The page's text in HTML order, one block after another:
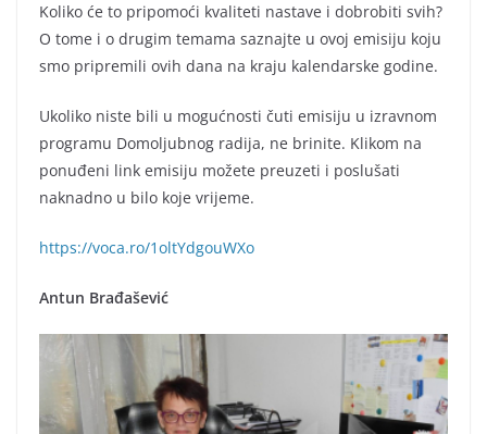
Koliko će to pripomoći kvaliteti nastave i dobrobiti svih?
O tome i o drugim temama saznajte u ovoj emisiju koju
smo pripremili ovih dana na kraju kalendarske godine.
Ukoliko niste bili u mogućnosti čuti emisiju u izravnom
programu Domoljubnog radija, ne brinite. Klikom na
ponuđeni link emisiju možete preuzeti i poslušati
naknadno u bilo koje vrijeme.
https://voca.ro/1oltYdgouWXo
Antun Brađašević